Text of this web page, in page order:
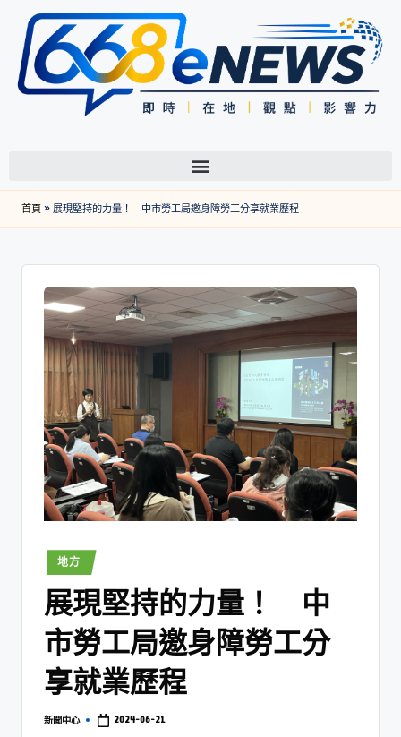
首頁»展現堅持的力量！ 中市勞工局邀身障勞工分享就業歷程
地方
展現堅持的力量！ 中
市勞工局邀身障勞工分
享就業歷程
新聞中心 2024-06-21